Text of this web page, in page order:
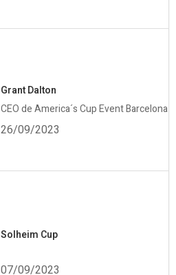
Grant Dalton
CEO de America´s Cup Event Barcelona
26/09/2023
Solheim Cup
07/09/2023